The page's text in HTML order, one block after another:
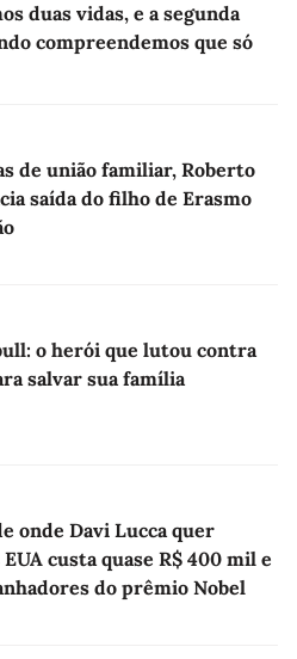
duas vidas, e a segunda
compreendemos que só
de união familiar, Roberto
saída do filho de Erasmo
o herói que lutou contra
salvar sua família
onde Davi Lucca quer
custa quase R$ 400 mil e
do prêmio Nobel